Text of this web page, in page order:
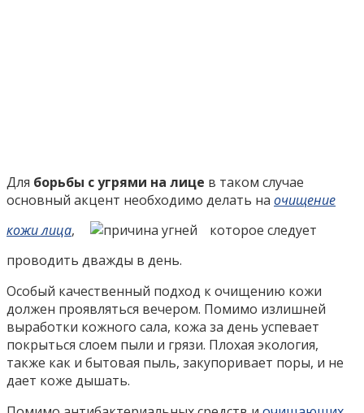
Для борьбы с угрями на лице в таком случае
основный акцент необходимо делать на очищение
кожи лица,
которое следует
проводить дважды в день.
Особый качественный подход к очищению кожи
должен проявляться вечером. Помимо излишней
выработки кожного сала, кожа за день успевает
покрыться слоем пыли и грязи. Плохая экология,
также как и бытовая пыль, закупоривает поры, и не
дает коже дышать.